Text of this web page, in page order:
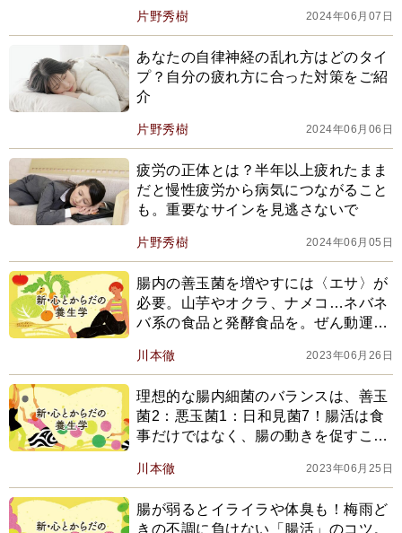
片野秀樹 2024年06月07日
あなたの自律神経の乱れ方はどのタイ
プ？自分の疲れ方に合った対策をご紹
介
片野秀樹 2024年06月06日
疲労の正体とは？半年以上疲れたまま
だと慢性疲労から病気につながること
も。重要なサインを見逃さないで
片野秀樹 2024年06月05日
腸内の善玉菌を増やすには〈エサ〉が
必要。山芋やオクラ、ナメコ…ネバネ
バ系の食品と発酵食品を。ぜん動運動
川本徹 2023年06月26日
理想的な腸内細菌のバランスは、善玉
菌2：悪玉菌1：日和見菌7！腸活は食
事だけではなく、腸の動きを促すこと
川本徹 2023年06月25日
腸が弱るとイライラや体臭も！梅雨ど
きの不調に負けない「腸活」のコツ。